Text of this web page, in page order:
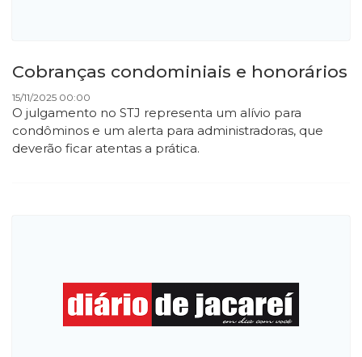
Cobranças condominiais e honorários
15/11/2025 00:00
O julgamento no STJ representa um alívio para
condôminos e um alerta para administradoras, que
deverão ficar atentas a prática.